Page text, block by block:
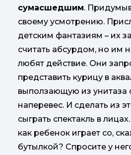
сумасшедшим.
своему усмотрению.
детским фантазиям – их
считать абсурдом, но им
любят действие. Они
представить курицу в
выползающую из унитаза
наперевес. И сделать из
сыграть спектакль в
как ребенок играет со,
бутылкой? Спросите у